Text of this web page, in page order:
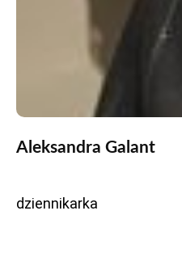
Aleksandra Galant
dziennikarka